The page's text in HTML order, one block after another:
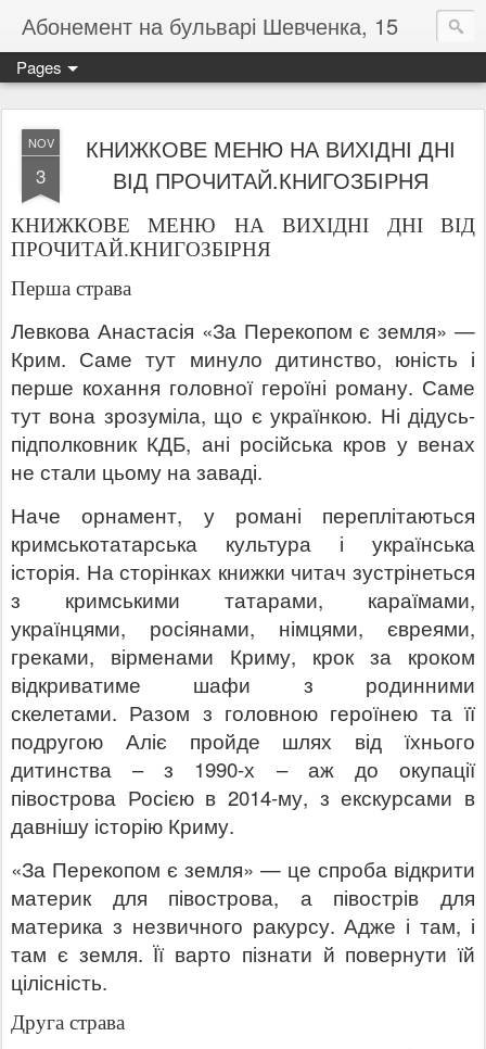
Абонемент на бульварі Шевченка, 15
Pages
NOV
3
КНИЖКОВЕ МЕНЮ НА ВИХІДНІ ДНІ
ВІД ПРОЧИТАЙ.КНИГОЗБІРНЯ
КНИЖКОВЕ МЕНЮ НА ВИХІДНІ ДНІ ВІД
ПРОЧИТАЙ.КНИГОЗБІРНЯ
Перша страва
Левкова Анастасія «За Перекопом є земля» —
Крим. Саме тут минуло дитинство, юність і
перше кохання головної героїні роману. Саме
тут вона зрозуміла, що є українкою. Ні дідусь-
підполковник КДБ, ані російська кров у венах
не стали цьому на заваді.
Наче орнамент, у романі переплітаються
кримськотатарська культура і українська
історія. На сторінках книжки читач зустрінеться
з кримськими татарами, караїмами,
українцями, росіянами,
німцями, євреями,
греками,
вірменами Криму, крок за кроком
відкриватиме шафи з родинними
скелетами. Разом з головною героїнею та її
подругою Аліє пройде шлях від їхнього
дитинства – з 1990-х – аж до окупації
півострова Росією в 2014-му, з екскурсами в
давнішу історію Криму.
«За Перекопом є земля» — це спроба відкрити
материк для півострова, а півострів для
материка з незвичного ракурсу. Адже і там, і
там є земля. Її варто пізнати й повернути їй
цілісність.
Друга страва